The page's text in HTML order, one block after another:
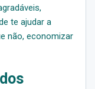
te ajudar a
não, economizar